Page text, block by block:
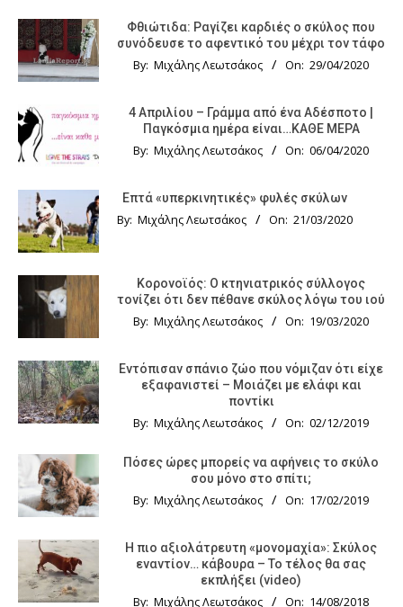
Φθιώτιδα: Ραγίζει καρδιές ο σκύλος που
συνόδευσε το αφεντικό του μέχρι τον τάφο
By: Μιχάλης Λεωτσάκος On: 29/04/2020
4 Απριλίου – Γράμμα από ένα Αδέσποτο |
Παγκόσμια ημέρα είναι…ΚΑΘΕ ΜΕΡΑ
By: Μιχάλης Λεωτσάκος On: 06/04/2020
Επτά «υπερκινητικές» φυλές σκύλων
By: Μιχάλης Λεωτσάκος On: 21/03/2020
Κορονοϊός: Ο κτηνιατρικός σύλλογος
τονίζει ότι δεν πέθανε σκύλος λόγω του ιού
By: Μιχάλης Λεωτσάκος On: 19/03/2020
Εντόπισαν σπάνιο ζώο που νόμιζαν ότι είχε
εξαφανιστεί – Μοιάζει με ελάφι και
ποντίκι
By: Μιχάλης Λεωτσάκος On: 02/12/2019
Πόσες ώρες μπορείς να αφήνεις το σκύλο
σου μόνο στο σπίτι;
By: Μιχάλης Λεωτσάκος On: 17/02/2019
Η πιο αξιολάτρευτη «μονομαχία»: Σκύλος
εναντίον… κάβουρα – Το τέλος θα σας
εκπλήξει (video)
By: Μιχάλης Λεωτσάκος On: 14/08/2018